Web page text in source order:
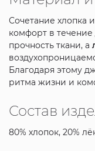
Сочетание хлопка
комфорт в течение
прочность ткани, а
Благодаря этому
ритма жизни и
Состав
80% хлопок, 20%